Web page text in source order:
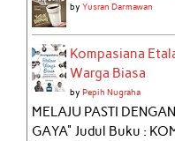
byYusran Darmawan
Kompasiana
Warga Biasa
byPepih Nugraha
MELAJU PASTI
GAYA" Judul Buku :